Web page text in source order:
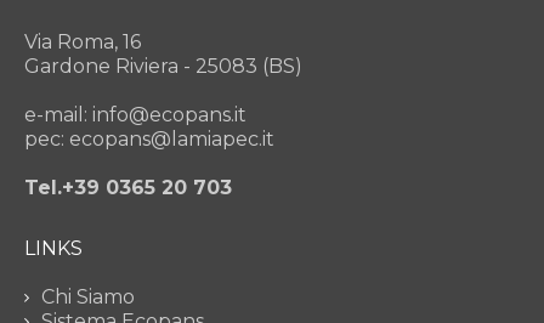
Via Roma, 16
Gardone Riviera - 25083 (BS)
e-mail: info@ecopans.it
pec: ecopans@lamiapec.it
Tel.+39 0365 20 703
LINKS
Chi Siamo